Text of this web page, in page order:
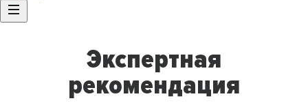
Экспертная
рекомендация